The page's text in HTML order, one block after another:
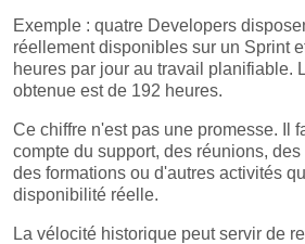
Exemple : quatre Developers
réellement disponibles sur un Sprint
heures par jour au travail planifiable.
obtenue est de 192 heures.
Ce chiffre n'est pas une promesse. Il
compte du support, des réunions,
des formations ou d'autres activités
disponibilité réelle.
La vélocité historique peut servir de